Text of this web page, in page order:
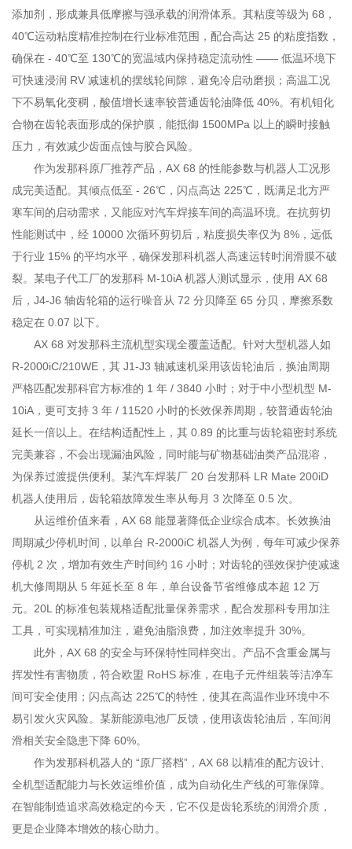
深圳市南山区前海路振业国际商务中心21楼2102
添加剂，形成兼具低摩擦与强承载的润滑体系。其粘度等级为 68，
40℃运动粘度精准控制在行业标准范围，配合高达 25 的粘度指数，
确保在 - 40℃至 130℃的宽温域内保持稳定流动性 —— 低温环境下
可快速浸润 RV 减速机的摆线轮间隙，避免冷启动磨损；高温工况
下不易氧化变稠，酸值增长速率较普通齿轮油降低 40%。有机钼化
合物在齿轮表面形成的保护膜，能抵御 1500MPa 以上的瞬时接触
压力，有效减少齿面点蚀与胶合风险。
作为发那科原厂推荐产品，AX 68 的性能参数与机器人工况形
成完美适配。其倾点低至 - 26℃，闪点高达 225℃，既满足北方严
寒车间的启动需求，又能应对汽车焊接车间的高温环境。在抗剪切
性能测试中，经 10000 次循环剪切后，粘度损失率仅为 8%，远低
于行业 15% 的平均水平，确保发那科机器人高速运转时润滑膜不破
裂。某电子代工厂的发那科 M-10iA 机器人测试显示，使用 AX 68
后，J4-J6 轴齿轮箱的运行噪音从 72 分贝降至 65 分贝，摩擦系数
稳定在 0.07 以下。
AX 68 对发那科主流机型实现全覆盖适配。针对大型机器人如
R-2000iC/210WE，其 J1-J3 轴减速机采用该齿轮油后，换油周期
严格匹配发那科官方标准的 1 年 / 3840 小时；对于中小型机型 M-
10iA，更可支持 3 年 / 11520 小时的长效保养周期，较普通齿轮油
延长一倍以上。在结构适配性上，其 0.89 的比重与齿轮箱密封系统
完美兼容，不会出现漏油风险，同时能与矿物基础油类产品混溶，
为保养过渡提供便利。某汽车焊装厂 20 台发那科 LR Mate 200iD
机器人使用后，齿轮箱故障发生率从每月 3 次降至 0.5 次。
从运维价值来看，AX 68 能显著降低企业综合成本。长效换油
周期减少停机时间，以单台 R-2000iC 机器人为例，每年可减少保养
停机 2 次，增加有效生产时间约 16 小时；对齿轮的强效保护使减速
机大修周期从 5 年延长至 8 年，单台设备节省维修成本超 12 万
元。20L 的标准包装规格适配批量保养需求，配合发那科专用加注
工具，可实现精准加注，避免油脂浪费，加注效率提升 30%。
此外，AX 68 的安全与环保特性同样突出。产品不含重金属与
挥发性有害物质，符合欧盟 RoHS 标准，在电子元件组装等洁净车
间可安全使用；闪点高达 225℃的特性，使其在高温作业环境中不
易引发火灾风险。某新能源电池厂反馈，使用该齿轮油后，车间润
滑相关安全隐患下降 60%。
作为发那科机器人的 “原厂搭档”，AX 68 以精准的配方设计、
全机型适配能力与长效运维价值，成为自动化生产线的可靠保障。
在智能制造追求高效稳定的今天，它不仅是齿轮系统的润滑介质，
更是企业降本增效的核心助力。